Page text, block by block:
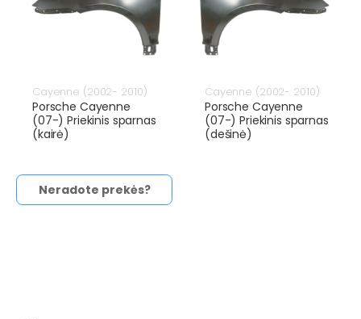
Cayenne (2002- 2010)
Porsche Cayenne
(07-) Priekinis sparnas
(kairė)
Cayenne (2002- 2010)
Porsche Cayenne
(07-) Priekinis sparnas
(dešinė)
Neradote prekės?